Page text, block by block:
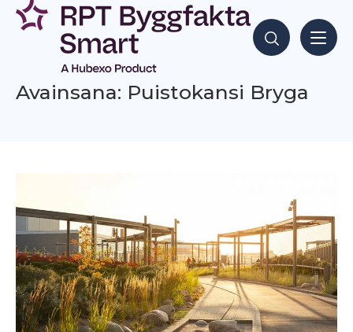
Siirry
sisältöön
Hae sisältöjä
Avainsana: Puistokansi Bryga